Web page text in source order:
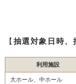
【 抽選対象日時、
利用施設
大ホール、中ホール